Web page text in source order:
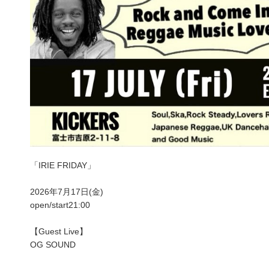
「IRIE FRIDAY」
2026年7月17日(金)
open/start21:00
【Guest Live】
OG SOUND